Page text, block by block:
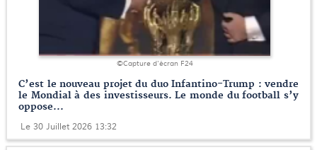
©Capture d'écran F24
C’est le nouveau projet du duo Infantino-Trump : vendre
le Mondial à des investisseurs. Le monde du football s’y
oppose...
Le 30 Juillet 2026 13:32